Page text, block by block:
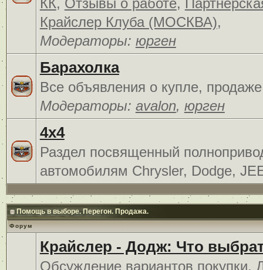
Крайслер Клуба (МОСКВА),
Модераторы: юрген
Барахолка
Все объявления о купле,
Модераторы: avalon, юрген
4x4
Раздел посвященный
автомобилям Chrysler, Dodge,
Помощь в выборе. Перегон. Продажа.
Форум
Крайслер - Додж: Что
Обсуждение вариантов покупки.